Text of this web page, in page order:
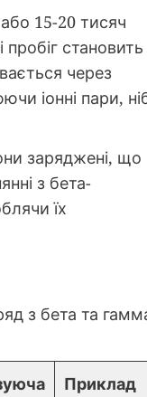
15-20 тисяч
становить
через
іонні пари,
заряджені, що
з бета-
їх
з бета та
Приклад